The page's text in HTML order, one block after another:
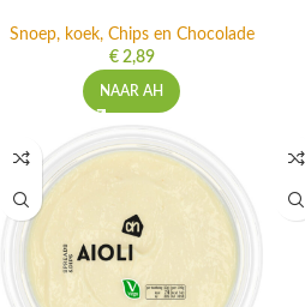
Snoep, koek, Chips en Chocolade
€2,89
NAAR AH